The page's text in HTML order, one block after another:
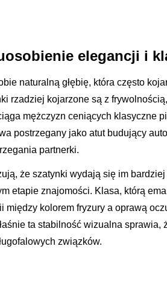
elegancji i
naturalną głębię, która często
rzadziej kojarzone są z
mężczyzn ceniących klasyczne
postrzegany jako atut budujący
partnerki.
że szatynki wydają się im
etapie znajomości. Klasa, którą
między kolorem fryzury a oprawą
ta stabilność wizualna sprawia,
związków.